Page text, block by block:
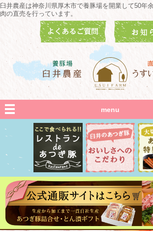
臼井農産は神奈川県厚木市で養豚場を開業して50年
肉の直売を行っています。
menu